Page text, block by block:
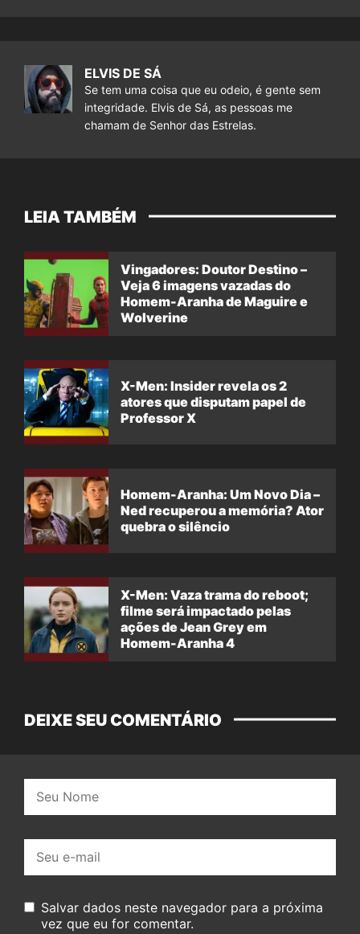
ELVIS DE SÁ
Se tem uma coisa que eu odeio, é gente sem
integridade. Elvis de Sá, as pessoas me
chamam de Senhor das Estrelas.
LEIA TAMBÉM
Vingadores: Doutor Destino –
Veja 6 imagens vazadas do
Homem-Aranha de Maguire e
Wolverine
X-Men: Insider revela os 2
atores que disputam papel de
Professor X
Homem-Aranha: Um Novo Dia –
Ned recuperou a memória? Ator
quebra o silêncio
X-Men: Vaza trama do reboot;
filme será impactado pelas
ações de Jean Grey em
Homem-Aranha 4
DEIXE SEU COMENTÁRIO
mail:
Salvar dados neste navegador para a próxima
vez que eu for comentar.